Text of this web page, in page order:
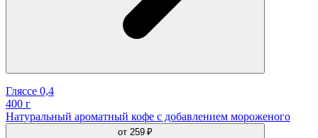
Гляссе 0,4
400 г
Натуральный ароматный кофе с добавлением мороженого
от 259 ₽